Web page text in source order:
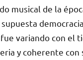
musical de la
variando con el
y coherente